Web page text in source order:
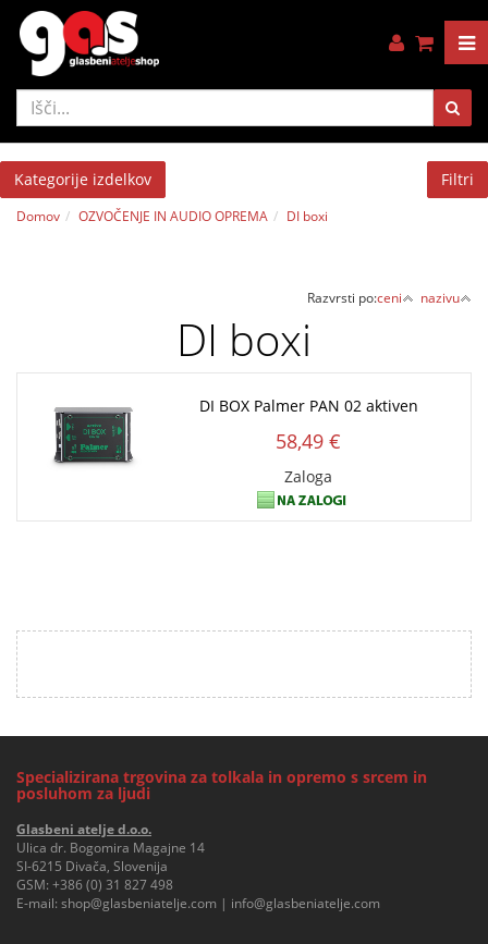
Kategorije izdelkov Filtri
Domov OZVOČENJE IN AUDIO OPREMA DI boxi
Razvrsti po:ceni nazivu
DI boxi
DI BOX Palmer PAN 02 aktiven
58,49 €
Zaloga
Specializirana trgovina za tolkala in opremo s srcem in
posluhom za ljudi
Glasbeni atelje d.o.o.
Ulica dr. Bogomira Magajne 14
SI-6215 Divača, Slovenija
GSM: +386 (0) 31 827 498
E-mail: shop@glasbeniatelje.com | info@glasbeniatelje.com